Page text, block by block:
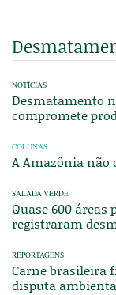
NOTÍCIAS
Desmatamento
compromete
COLUNAS
A Amazônia não
SALADA VERDE
Quase 600
registraram
REPORTAGENS
Carne brasileira
disputa